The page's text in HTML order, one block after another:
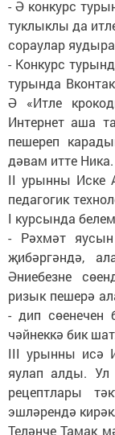
- Ә конкурс
туклыклы да
сораулар
- Конкурс
турында
Ә «Итле
Интернет аша
пешереп
дәвам итте Ника.
II урынны Иске
педагогик
I курсында
- Рәхмәт яусын
җибәргәндә,
Әниебезне
ризык пешерә
- дип сөенечен
чәйнеккә бик
III урынны исә
яулап алды. Ул
рецептлары
эшләрендә
Теләнче Тамак